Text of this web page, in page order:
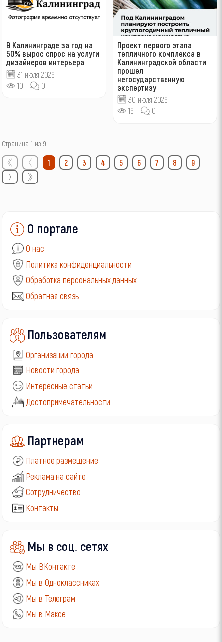
В Калининграде за год на
50% вырос спрос на услуги
дизайнеров интерьера
31 июля 2026
10
0
Проект первого этапа
тепличного комплекса в
Калининградской области
прошел
негосударственную
экспертизу
30 июля 2026
16
0
Страница 1 из 9
1 2 3 4 5 6 7 8 9
О портале
О нас
Политика конфиденциальности
Обработка персональных данных
Обратная связь
Пользователям
Организации города
Новости города
Интересные статьи
Достопримечательности
Партнерам
Платное размещение
Реклама на сайте
Сотрудничество
Контакты
Мы в соц. сетях
Мы ВКонтакте
Мы в Одноклассниках
Мы в Телеграм
Мы в Максе